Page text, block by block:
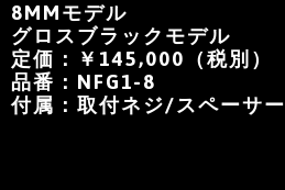
8MMモデル
グロスブラックモデル
定価：￥145,000（税別）
品番：NFG1-8
付属：取付ネジ/スペーサー